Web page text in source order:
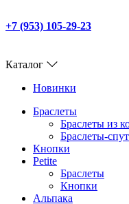
+7 (953) 105-29-23
Каталог
Новинки
Браслеты
Браслеты из
Браслеты-
Кнопки
Petite
Браслеты
Кнопки
Альпака